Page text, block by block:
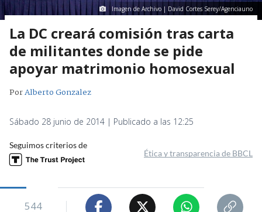
Imagen de Archivo | David Cortes Serey/Agenciauno
La DC creará comisión tras carta
de militantes donde se pide
apoyar matrimonio homosexual
PorAlberto Gonzalez
Sábado 28 junio de 2014 | Publicado a las 12:25
Seguimos criterios de
Ética y transparencia de BBCL
544